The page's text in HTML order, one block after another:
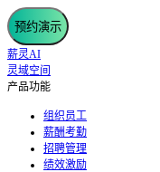
预约演示
薪灵AI
灵域空间
产品功能
组织员工
薪酬考勤
招聘管理
绩效激励